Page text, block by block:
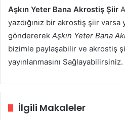
Aşkın Yeter Bana Akrostiş Şiir
yazdığınız bir akrostiş şiir varsa
göndererek Aşkın Yeter Bana
bizimle paylaşabilir ve akrostiş
yayınlanmasını Sağlayabilirsiniz.
İlgili Makaleler